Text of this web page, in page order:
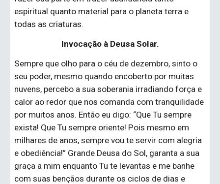
espiritual quanto material para o planeta terra e
todas as criaturas.
Invocação à Deusa Solar.
Sempre que olho para o céu de dezembro, sinto o
seu poder, mesmo quando encoberto por muitas
nuvens, percebo a sua soberania irradiando força e
calor ao redor que nos comanda com tranquilidade
por muitos anos. Então eu digo: “Que Tu sempre
exista! Que Tu sempre oriente! Pois mesmo em
milhares de anos, sempre vou te servir com alegria
e obediência!” Grande Deusa do Sol, garanta a sua
graça a mim enquanto Tu te levantas e me banhe
com suas bençãos durante os ciclos de dias e